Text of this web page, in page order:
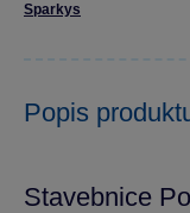
Sparkys
Popis
Stavebnice